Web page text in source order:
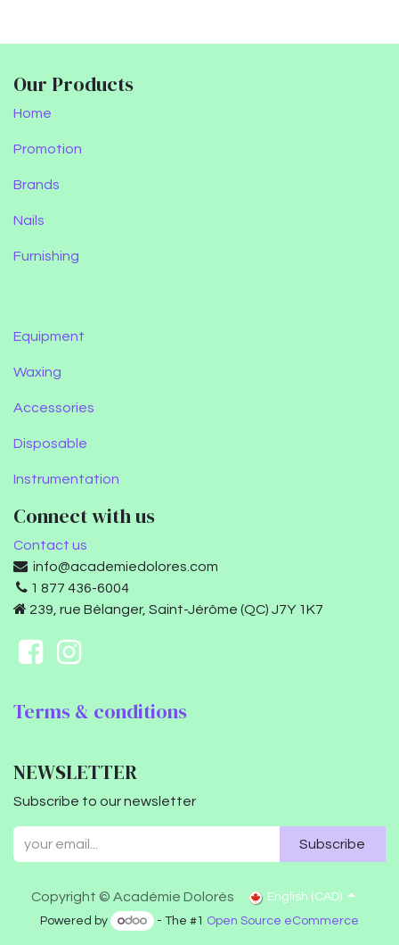
Our Products
Home
Promotion
Brands
Nails
Furnishing
Equipment
Waxing
Accessories
Disposable
Instrumentation
Connect with us
Contact us
info@academiedolores.com
1 877 436-6004
239, rue Bélanger, Saint-Jérôme (QC) J7Y 1K7
Terms & conditions
NEWSLETTER
Subscribe to our newsletter
Subscribe
Copyright © Académie Dolorès
English (CAD)
Powered by
- The #1 Open Source eCommerce